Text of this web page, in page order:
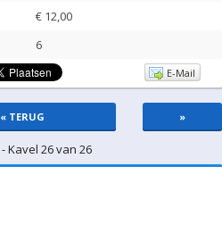
€ 12,00
6
E-Mail
« TERUG »
- Kavel 26 van 26